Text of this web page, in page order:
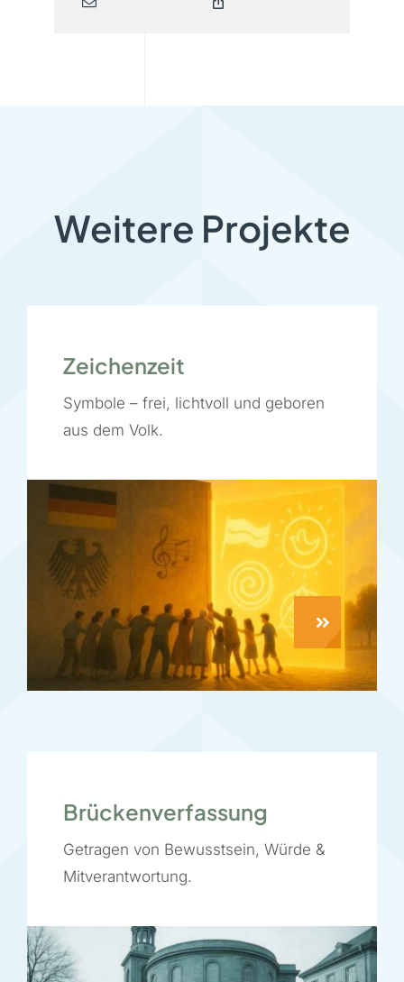
Weitere Projekte
Zeichenzeit
Symbole – frei, lichtvoll und geboren
aus dem Volk.
Brückenverfassung
Getragen von Bewusstsein, Würde &
Mitverantwortung.